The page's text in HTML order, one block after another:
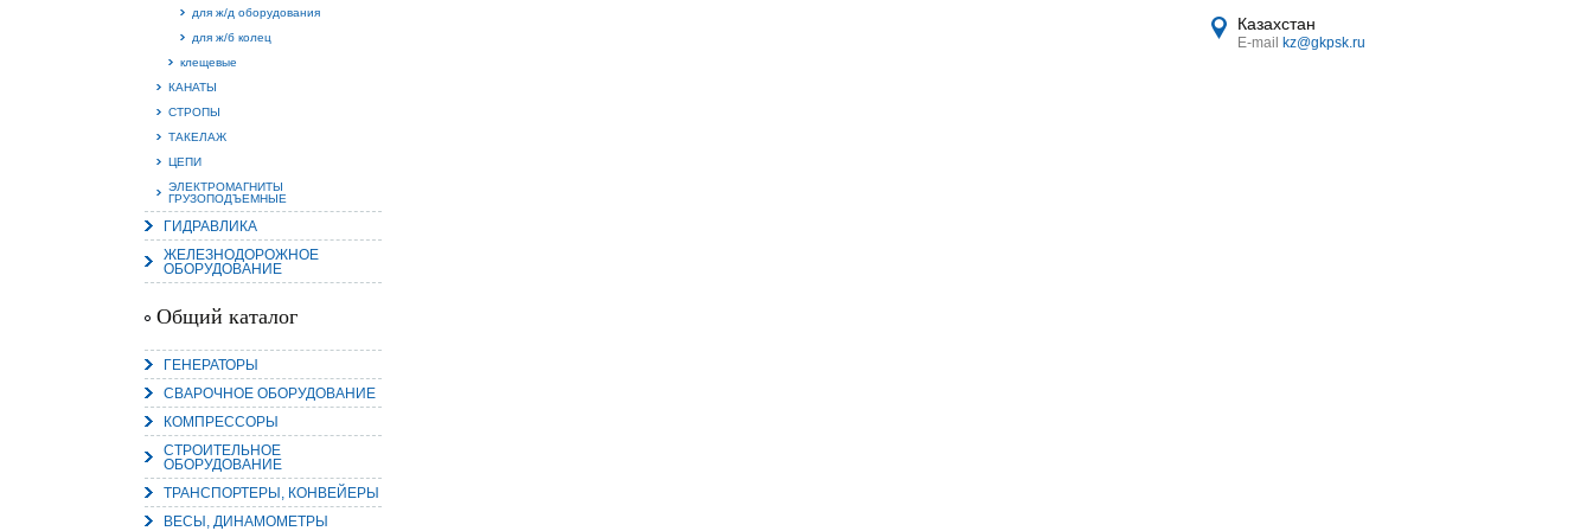
для ж/д оборудования
для ж/б колец
клещевые
КАНАТЫ
СТРОПЫ
ТАКЕЛАЖ
ЦЕПИ
ЭЛЕКТРОМАГНИТЫ
ГРУЗОПОДЪЕМНЫЕ
ГИДРАВЛИКА
ЖЕЛЕЗНОДОРОЖНОЕ
ОБОРУДОВАНИЕ
Общий каталог
ГЕНЕРАТОРЫ
СВАРОЧНОЕ ОБОРУДОВАНИЕ
КОМПРЕССОРЫ
СТРОИТЕЛЬНОЕ
ОБОРУДОВАНИЕ
ТРАНСПОРТЕРЫ, КОНВЕЙЕРЫ
ВЕСЫ, ДИНАМОМЕТРЫ
Казахстан
E-mail kz@gkpsk.ru